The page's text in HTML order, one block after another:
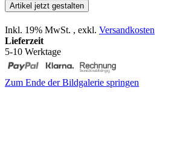
Artikel jetzt gestalten
Inkl. 19% MwSt. , exkl. Versandkosten
Lieferzeit
5-10 Werktage
Zum Ende der Bildgalerie springen